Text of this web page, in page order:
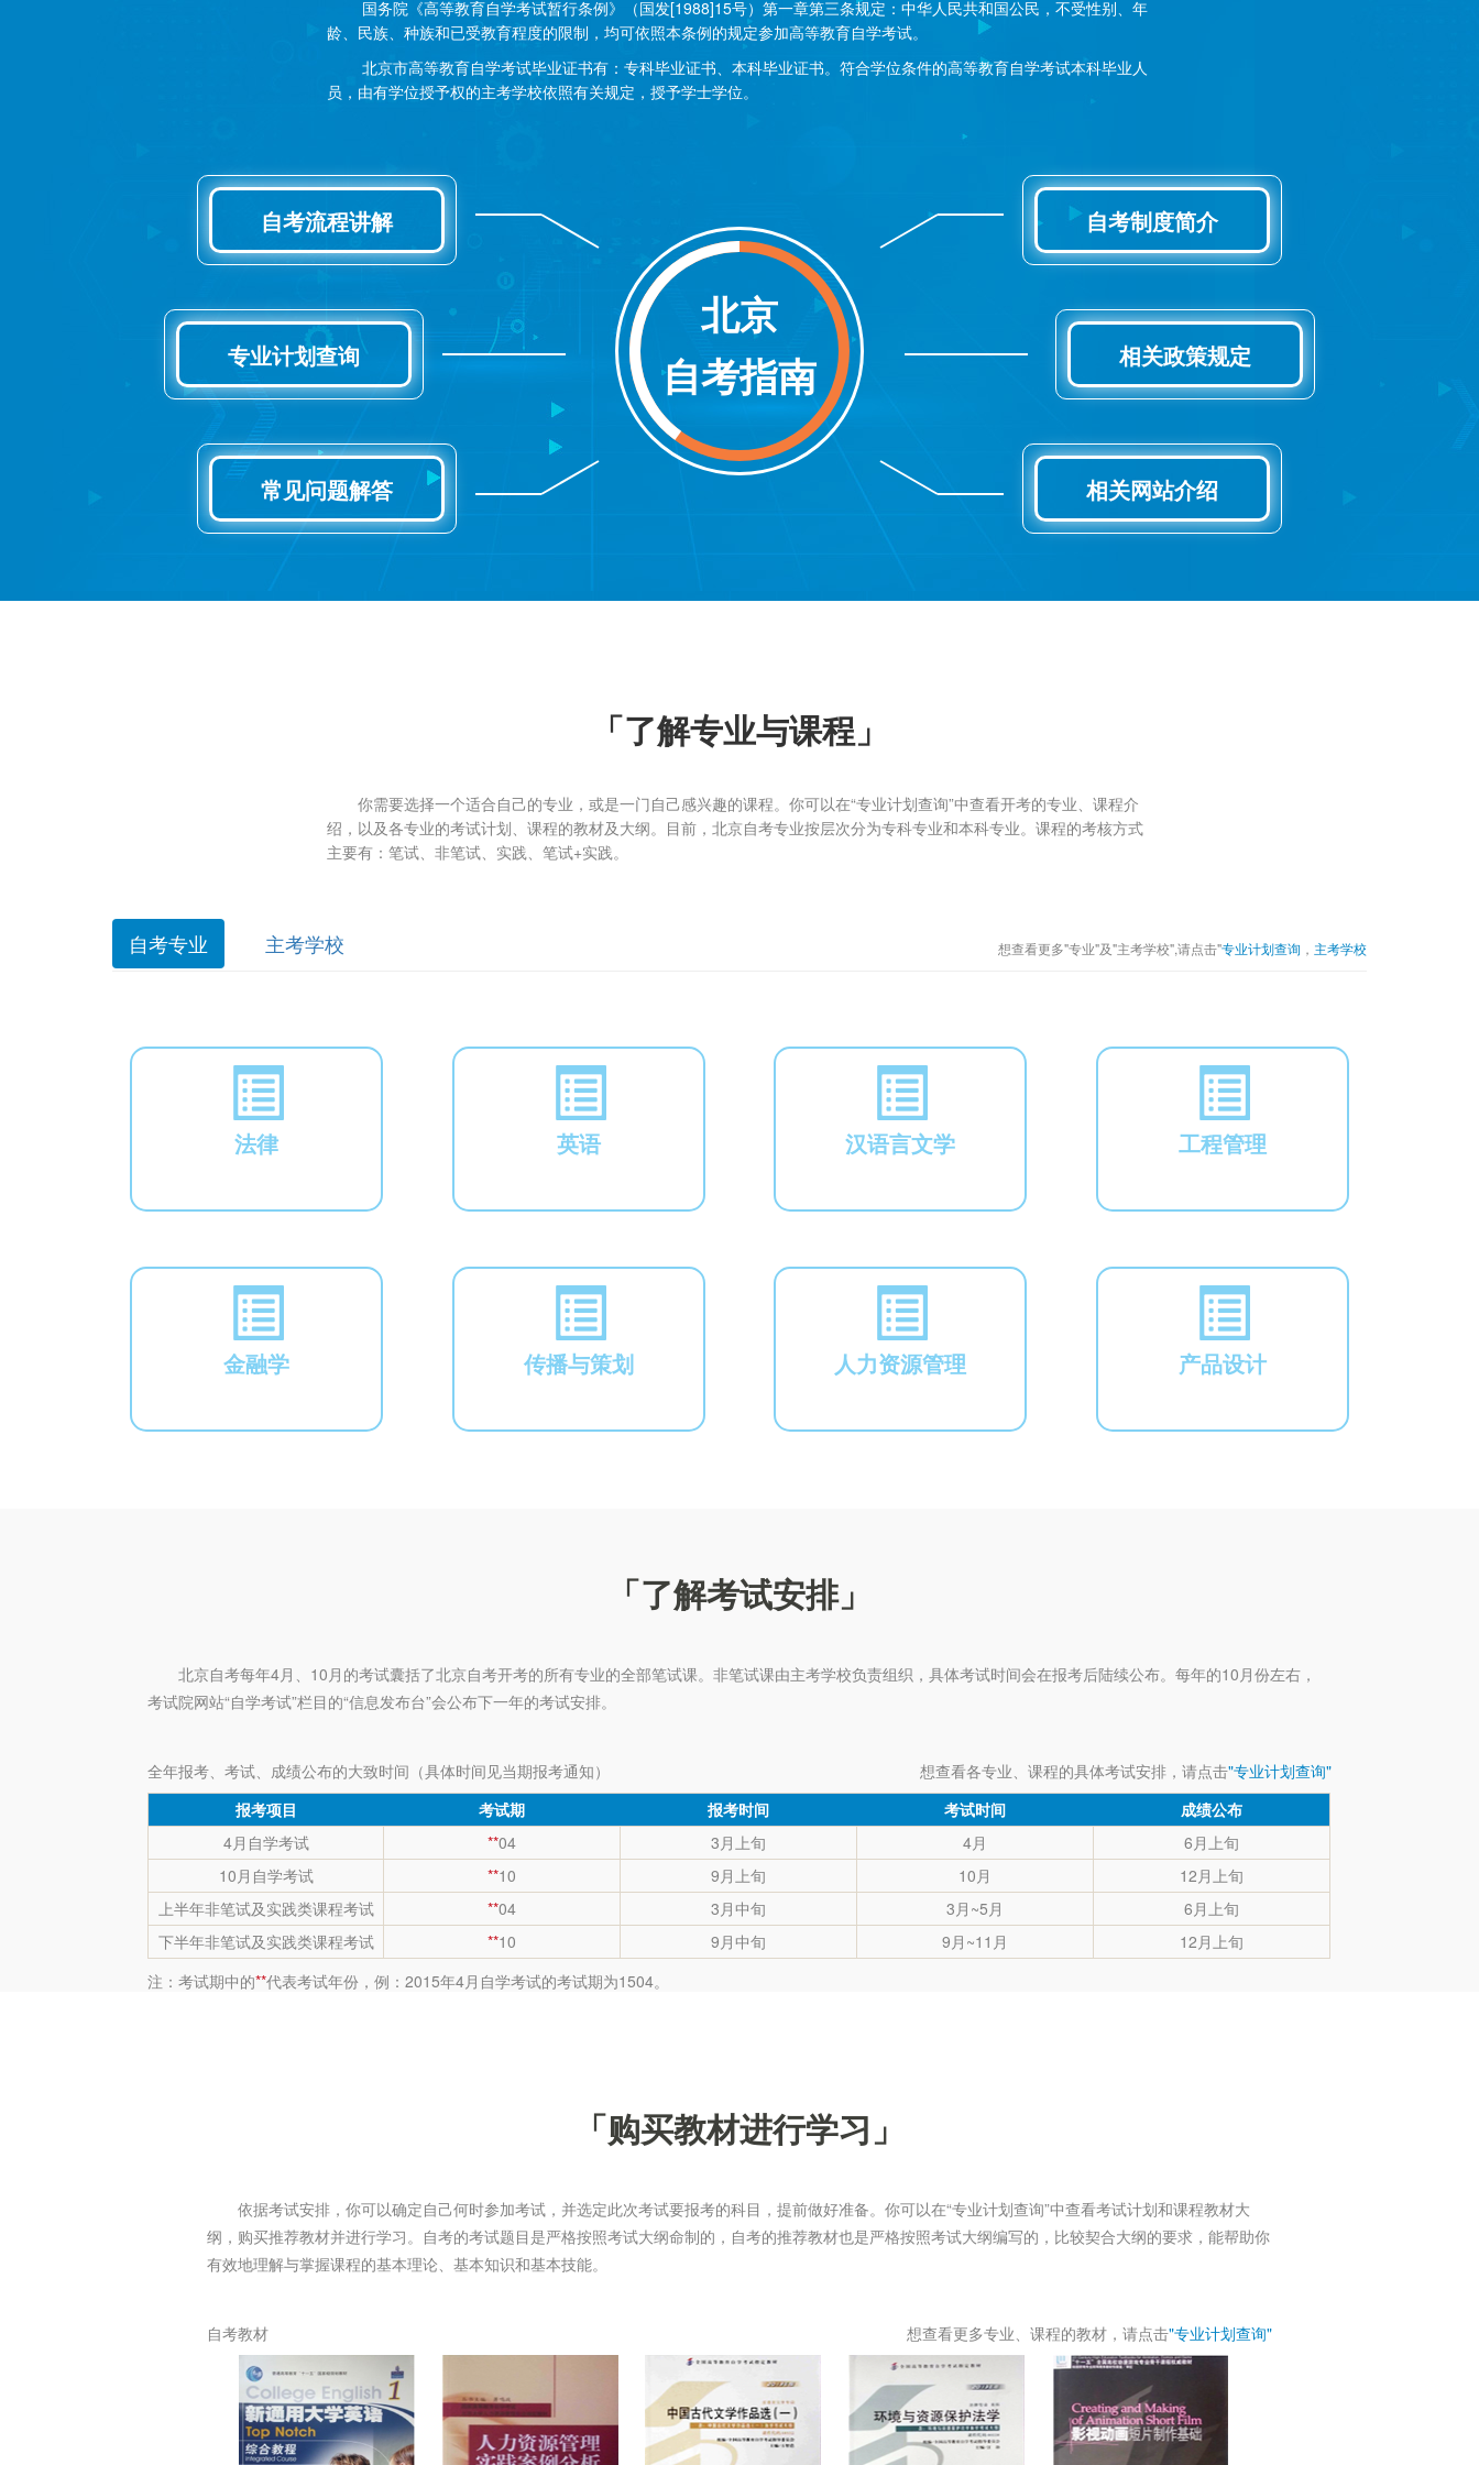
国务院《高等教育自学考试暂行条例》（国发[1988]15号）第一章第三条规定：中华人民共和国公民，不受性别、年
龄、民族、种族和已受教育程度的限制，均可依照本条例的规定参加高等教育自学考试。
北京市高等教育自学考试毕业证书有：专科毕业证书、本科毕业证书。符合学位条件的高等教育自学考试本科毕业人
员，由有学位授予权的主考学校依照有关规定，授予学士学位。
自考流程讲解
专业计划查询
常见问题解答
北京
自考指南
自考制度简介
相关政策规定
相关网站介绍
「了解专业与课程」
你需要选择一个适合自己的专业，或是一门自己感兴趣的课程。你可以在“专业计划查询”中查看开考的专业、课程介
绍，以及各专业的考试计划、课程的教材及大纲。目前，北京自考专业按层次分为专科专业和本科专业。课程的考核方式
主要有：笔试、非笔试、实践、笔试+实践。
自考专业 主考学校 想查看更多"专业"及"主考学校",请点击"专业计划查询 ， 主考学校
法律 英语 汉语言文学 工程管理
金融学 传播与策划 人力资源管理 产品设计
「了解考试安排」
北京自考每年4月、10月的考试囊括了北京自考开考的所有专业的全部笔试课。非笔试课由主考学校负责组织，具体考试时间会在报考后陆续公布。每年的10月份左右，
考试院网站“自学考试”栏目的“信息发布台”会公布下一年的考试安排。
全年报考、考试、成绩公布的大致时间（具体时间见当期报考通知） 想查看各专业、课程的具体考试安排，请点击"专业计划查询"
报考项目
考试期 报考时间 考试时间
成绩公布
4月自学考试
**04 3月上旬 4月
6月上旬
10月自学考试
**10 9月上旬 10月
12月上旬
上半年非笔试及实践类课程考试
**04 3月中旬 3月~5月
6月上旬
下半年非笔试及实践类课程考试
**10 9月中旬 9月~11月
12月上旬
注：考试期中的**代表考试年份，例：2015年4月自学考试的考试期为1504。
「购买教材进行学习」
依据考试安排，你可以确定自己何时参加考试，并选定此次考试要报考的科目，提前做好准备。你可以在“专业计划查询”中查看考试计划和课程教材大
纲，购买推荐教材并进行学习。自考的考试题目是严格按照考试大纲命制的，自考的推荐教材也是严格按照考试大纲编写的，比较契合大纲的要求，能帮助你
有效地理解与掌握课程的基本理论、基本知识和基本技能。
自考教材 想查看更多专业、课程的教材，请点击"专业计划查询"